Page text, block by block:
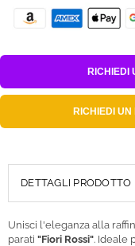
RICHIEDI
RICHIEDI UN
DETTAGLI PRODOTTO
Unisci l'eleganza alla
parati "Fiori Rossi". Ideale